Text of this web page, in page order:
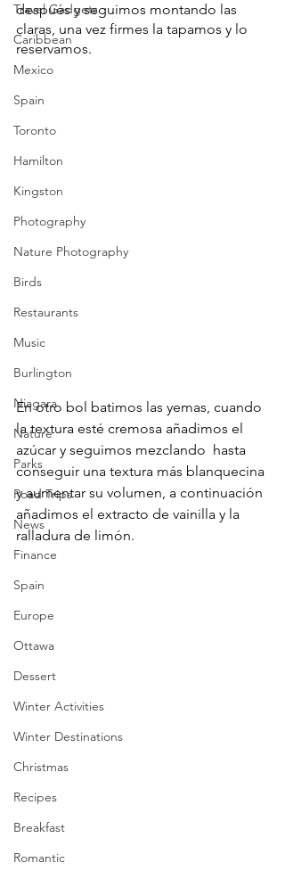
Travel Gadgets
Caribbean
Mexico
Spain
Toronto
Hamilton
Kingston
Photography
Nature Photography
Birds
Restaurants
Music
Burlington
Niagara
Nature
Parks
Road Trips
News
Finance
Spain
Europe
Ottawa
Dessert
Winter Activities
Winter Destinations
Christmas
Recipes
Breakfast
Romantic
después y seguimos montando las
claras, una vez firmes la tapamos y lo
reservamos.
En otro bol batimos las yemas, cuando
la textura esté cremosa añadimos el
azúcar y seguimos mezclando  hasta
conseguir una textura más blanquecina
y aumentar su volumen, a continuación
añadimos el extracto de vainilla y la
ralladura de limón.